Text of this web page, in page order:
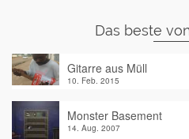
Das beste
Gitarre aus Müll
10. Feb. 2015
Monster Basement
14. Aug. 2007